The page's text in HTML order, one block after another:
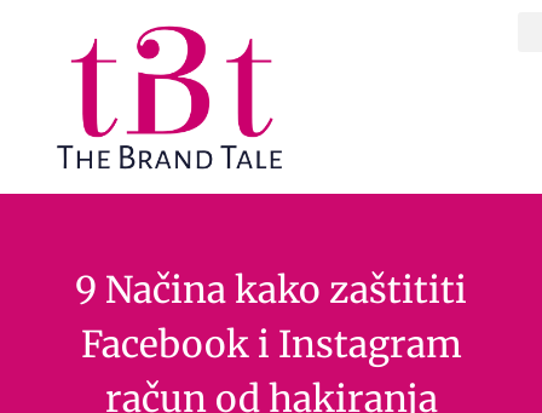
9 Načina kako zaštititi
Facebook i Instagram
račun od hakiranja